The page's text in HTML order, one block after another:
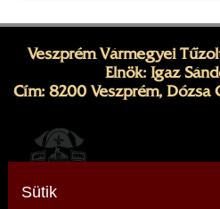
Veszprém Vármegyei
Elnök: Igaz
Cím: 8200 Veszprém, Dózsa
Sütik